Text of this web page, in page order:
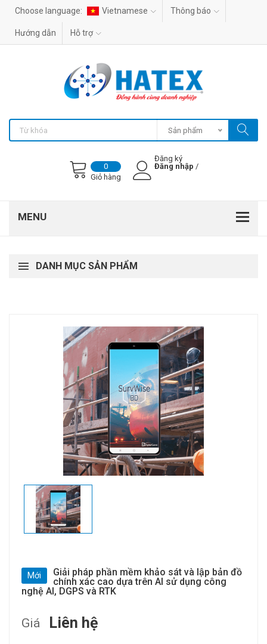
Choose language: Vietnamese Thông báo
Hướng dẫn Hỗ trợ
Sản phẩm
0
Giỏ hàng
Đăng ký
Đăng nhập /
DANH MỤC SẢN PHẨM
Mới
Giải pháp phần mềm khảo sát và lập bản đồ
chính xác cao dựa trên AI sử dụng công
nghệ AI, DGPS và RTK
Giá Liên hệ